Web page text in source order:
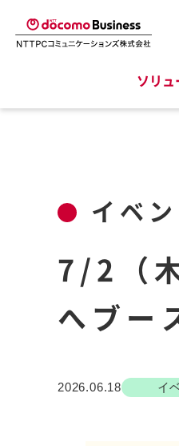
ソリ
イベン
7/2（
へブー
2026.06.18 イ